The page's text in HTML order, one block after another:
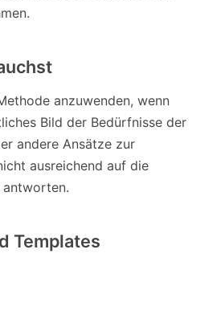
anzuwenden, wenn
Bild der Bedürfnisse der
andere Ansätze zur
ausreichend auf die
Templates